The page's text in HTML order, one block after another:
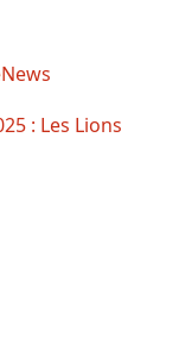
: Les Lions